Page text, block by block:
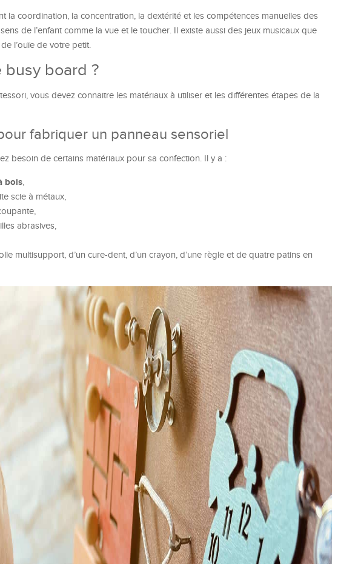
la coordination, la concentration, la dextérité et les compétences manuelles des
de l’enfant comme la vue et le toucher. Il existe aussi des jeux musicaux que
l’ouïe de votre petit.
busy board ?
vous devez connaitre les matériaux à utiliser et les différentes étapes de la
fabriquer un panneau sensoriel
besoin de certains matériaux pour sa confection. Il y a :
bois,
scie à métaux,
abrasives,
multisupport, d’un cure-dent, d’un crayon, d’une règle et de quatre patins en